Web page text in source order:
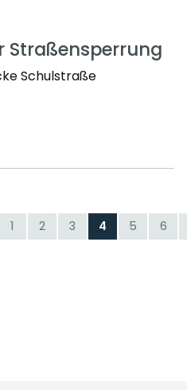
Straßensperrung
Schulstraße
1 2 3 4 5 6